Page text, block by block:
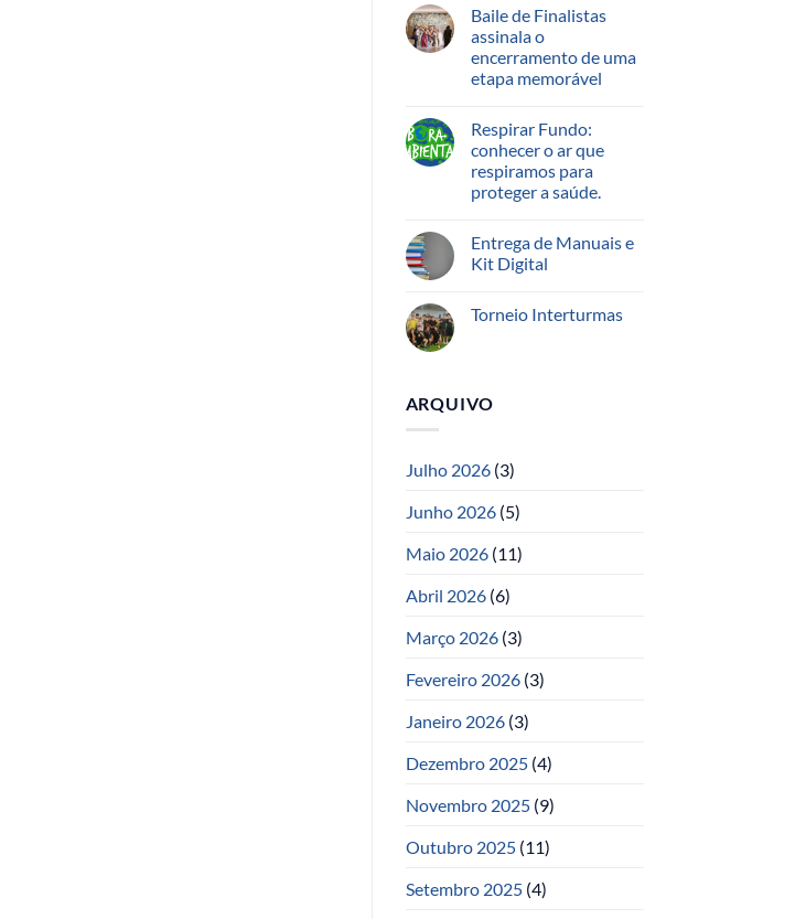
Baile de Finalistas
assinala o
encerramento de uma
etapa memorável
Respirar Fundo:
conhecer o ar que
respiramos para
proteger a saúde.
Entrega de Manuais e
Kit Digital
Torneio Interturmas
ARQUIVO
Julho 2026(3)
Junho 2026(5)
Maio 2026(11)
Abril 2026(6)
Março 2026(3)
Fevereiro 2026(3)
Janeiro 2026(3)
Dezembro 2025(4)
Novembro 2025(9)
Outubro 2025(11)
Setembro 2025(4)